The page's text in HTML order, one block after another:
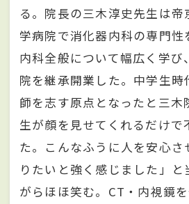
る。院長の三木淳史先生は
学病院で消化器内科の専門性
内科全般について幅広く学び
院を継承開業した。中学生時
師を志す原点となったと三木
生が顔を見せてくれるだけで
た。こんなふうに人を安心さ
りたいと強く感じました」
がらほほ笑む。CT・内視鏡